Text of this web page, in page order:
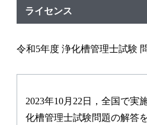
ライセンス
令和5年度 浄化槽管理士試験
2023年10月22日，全国で実
化槽管理士試験問題の解答